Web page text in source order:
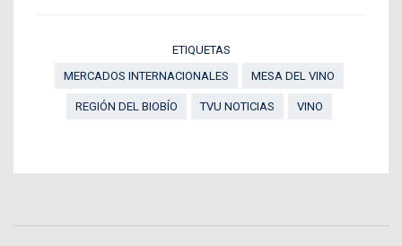
ETIQUETAS
MERCADOS INTERNACIONALES
MESA DEL VINO
REGIÓN DEL BIOBÍO TVU NOTICIAS VINO